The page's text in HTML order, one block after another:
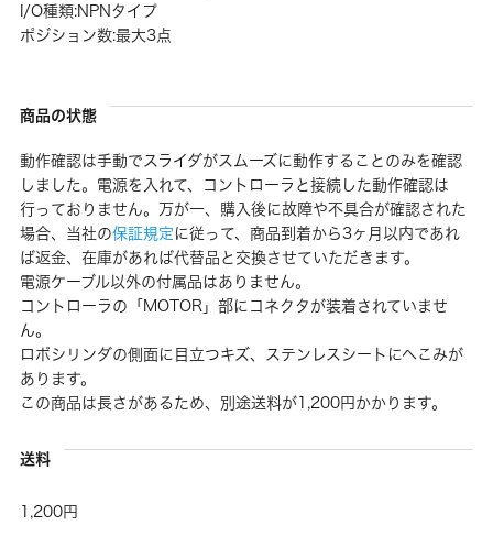
I/O種類:NPNタイプ
ポジション数:最大3点
商品の状態
動作確認は手動でスライダがスムーズに動作することのみを確認
しました。電源を入れて、コントローラと接続した動作確認は
行っておりません。万が一、購入後に故障や不具合が確認された
場合、当社の保証規定に従って、商品到着から3ヶ月以内であれ
ば返金、在庫があれば代替品と交換させていただきます。
電源ケーブル以外の付属品はありません。
コントローラの「MOTOR」部にコネクタが装着されていませ
ん。
ロボシリンダの側面に目立つキズ、ステンレスシートにへこみが
あります。
この商品は長さがあるため、別途送料が1,200円かかります。
送料
1,200円